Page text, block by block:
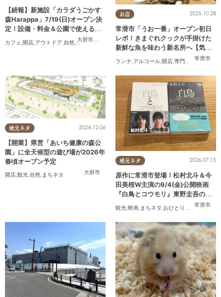
大府市
,東浦町
【続報】新施設「カラダうごかす
森Harappa」7/19(日)オープン決
定！設備・料金＆公園で使えるレ
カフェ 開店 アウトドア 自然 まちネタ, 友人,ペット トレンド, KURUTOHP
お店
常滑市
2025.10.28
常滑市「うお一番」オープン初日
レポ！きまぐれクックが手掛けた
新鮮な魚を味わう新名所へ【気に
ランチ アルコール 開店 専門店 気になる
地元ネタ
大府市
2024.12.06
【開業】県営「あいち健康の森公
園」に全天候型の遊び場が2026年
春頃オープン予定
開店,観光,自然, まちネタ
地元ネタ
常滑市
2026.07.15
原作に常滑市登場！松村北斗＆今
田美桜W主演の9/4(金)公開映画
『白鳥とコウモリ』東野圭吾の原
観光 映画 まちネタ おひとりさま